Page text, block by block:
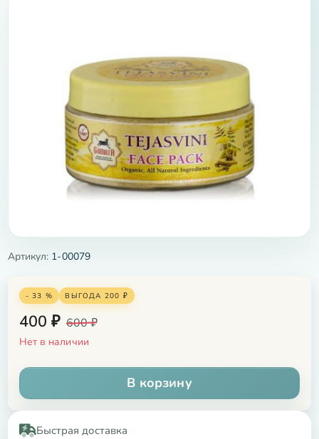
Артикул: 1-00079
- 33 % ВЫГОДА 200 ₽
400 ₽ 600₽
Нет в наличии
В корзину
Быстрая доставка